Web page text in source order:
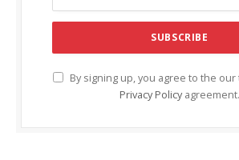
By signing up, you agree to the
Privacy Policy agreement.